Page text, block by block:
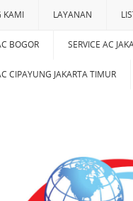
KAMI LAYANAN
BOGOR SERVICE AC
CIPAYUNG JAKARTA TIMUR